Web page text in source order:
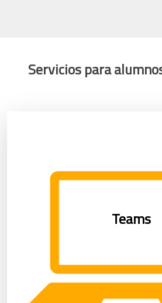
Servicios para
Teams
Teams
Ponemos a disposición de
estudiantes la posibilidad de
enviará un enlace